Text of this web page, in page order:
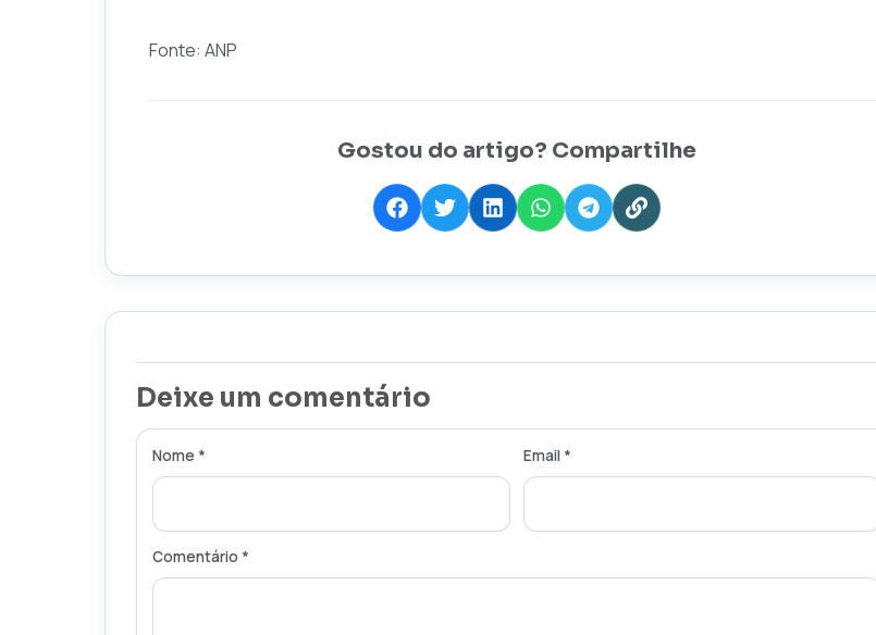
Fonte: ANP
Gostou do artigo? Compartilhe
Deixe um comentário
Nome * Email *
Comentário *